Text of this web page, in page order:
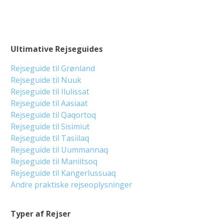
Typer af Rejser
Ultimative Rejseguides
Rejseguide til Grønland
Rejseguide til Nuuk
Rejseguide til Ilulissat
Rejseguide til Aasiaat
Rejseguide til Qaqortoq
Rejseguide til Sisimiut
Rejseguide til Tasiilaq
Rejseguide til Uummannaq
Rejseguide til Maniitsoq
Rejseguide til Kangerlussuaq
Andre praktiske rejseoplysninger